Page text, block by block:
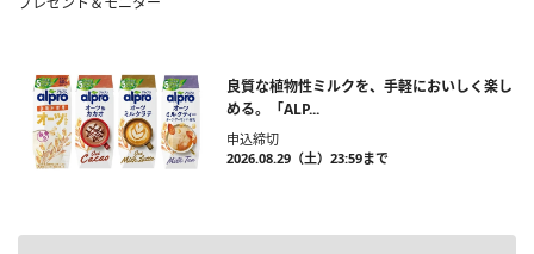
良質な植物性ミルクを、手軽においしく楽し
める。「ALP...
申込締切
2026.08.29（土）23:59まで